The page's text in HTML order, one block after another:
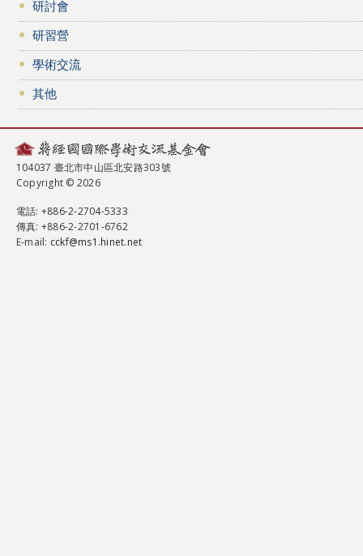
研討會
研習營
學術交流
其他
104037 臺北市中山區北安路303號
Copyright © 2026
電話: +886-2-2704-5333
傳真: +886-2-2701-6762
E-mail: cckf@ms1.hinet.net